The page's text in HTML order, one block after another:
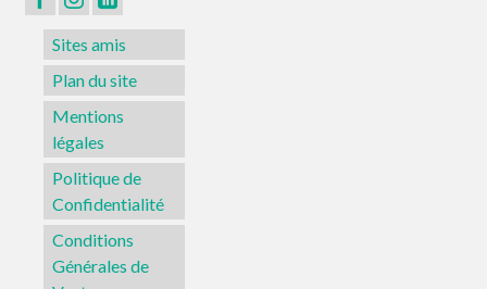
Sites amis
Plan du site
Mentions
légales
Politique de
Confidentialité
Conditions
Générales de